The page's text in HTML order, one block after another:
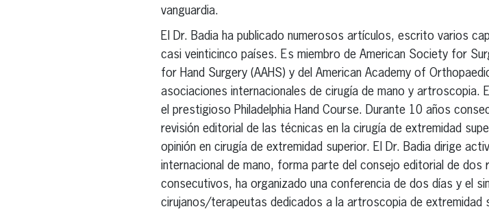
vanguardia.
El Dr. Badia ha publicado numerosos artículos, escrito varios
casi veinticinco países. Es miembro de American Society for
for Hand Surgery (AAHS) y del American Academy of
asociaciones internacionales de cirugía de mano y artroscopia.
el prestigioso Philadelphia Hand Course. Durante 10 años
revisión editorial de las técnicas en la cirugía de extremidad
opinión en cirugía de extremidad superior. El Dr. Badia dirige
internacional de mano, forma parte del consejo editorial de dos
consecutivos, ha organizado una conferencia de dos días y el
cirujanos/terapeutas dedicados a la artroscopia de extremidad